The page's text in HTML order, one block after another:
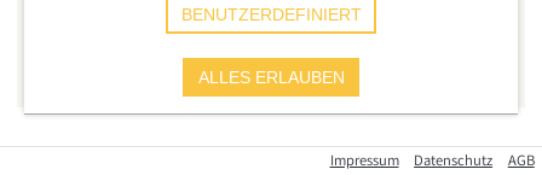
Zuerst war es in einigen Teilen des Landes sehr kalt, jetzt
Impressum Datenschutz AGB
BENUTZERDEFINIERT
ALLES ERLAUBEN